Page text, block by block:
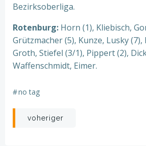
Bezirksoberliga.
Rotenburg: Horn (1), Kliebisch,
Grützmacher (5), Kunze, Lusky (7),
Groth, Stiefel (3/1), Pippert (2),
Waffenschmidt, Eimer.
#no tag
voheriger